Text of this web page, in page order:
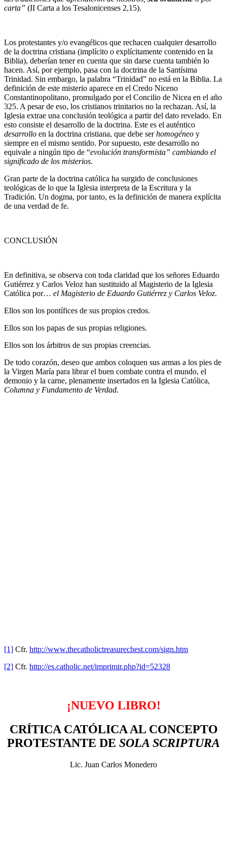
carta” (II Carta a los Tesalonicenses 2,15).
Los protestantes y/o evangélicos que rechacen cualquier desarrollo
de la doctrina cristiana (implícito o explícitamente contenido en la
Biblia), deberían tener en cuenta que sin darse cuenta también lo
hacen. Así, por ejemplo, pasa con la doctrina de la Santísima
Trinidad. Sin embargo, la palabra “Trinidad” no está en la Biblia. La
definición de este misterio aparece en el Credo Niceno
Constantinopolitano, promulgado por el Concilio de Nicea en el año
325. A pesar de eso, los cristianos trinitarios no la rechazan. Así, la
Iglesia extrae una conclusión teológica a partir del dato revelado. En
esto consiste el desarrollo de la doctrina. Este es el auténtico
desarrollo en la doctrina cristiana, que debe serhomogéneo y
siempre en el mismo sentido. Por supuesto, este desarrollo no
equivale a ningún tipo de “evolución transformista” cambiando el
significado de los misterios.
Gran parte de la doctrina católica ha surgido de conclusiones
teológicas de lo que la Iglesia interpreta de la Escritura y la
Tradición. Un dogma, por tanto, es la definición de manera explícita
de una verdad de fe.
CONCLUSIÓN
En definitiva, se observa con toda claridad que los señores Eduardo
Gutiérrez y Carlos Veloz han sustituido al Magisterio de la Iglesia
Católica por… el Magisterio de Eduardo Gutiérrez y Carlos Veloz.
Ellos son los pontífices de sus propios credos.
Ellos son los papas de sus propias religiones.
Ellos son los árbitros de sus propias creencias.
De todo corazón, deseo que ambos coloquen sus armas a los pies de
la Virgen María para librar el buen combate contra el mundo, el
demonio y la carne, plenamente insertados en la Iglesia Católica,
Columna y Fundamento de Verdad.
[1] Cfr. http://www.thecatholictreasurechest.com/sign.htm
[2] Cfr. http://es.catholic.net/imprimir.php?id=52328
¡NUEVO LIBRO!
CRÍTICA CATÓLICA AL CONCEPTO
PROTESTANTE DE SOLA SCRIPTURA
Lic. Juan Carlos Monedero